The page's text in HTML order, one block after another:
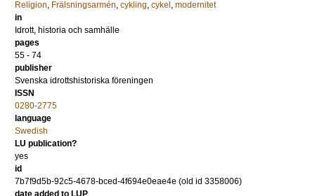
Religion, Frälsningsarmén, cykling, cykel , modernitet
in
Idrott, historia och samhälle
pages
55 - 74
publisher
Svenska idrottshistoriska föreningen
ISSN
0280-2775
language
Swedish
LU publication?
yes
id
7b7f9d5b-92c5-4678-bced-4f694e0eae4e (old id 3358006)
date added to LUP